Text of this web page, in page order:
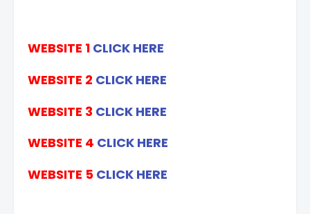
WEBSITE 1 CLICK HERE
WEBSITE 2 CLICK HERE
WEBSITE 3 CLICK HERE
WEBSITE 4 CLICK HERE
WEBSITE 5 CLICK HERE